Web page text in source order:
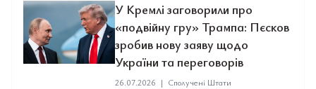
У Кремлі заговорили про
«подвійну гру» Трампа: Пєсков
зробив нову заяву щодо
України та переговорів
26.07.2026 | Сполучені Штати